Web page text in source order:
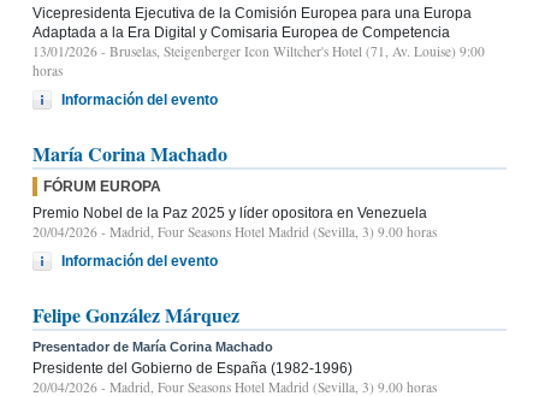
Vicepresidenta Ejecutiva de la Comisión Europea para una Europa
Adaptada a la Era Digital y Comisaria Europea de Competencia
13/01/2026 - Bruselas, Steigenberger Icon Wiltcher's Hotel (71, Av. Louise) 9:00
horas
Información del evento
María Corina Machado
FÓRUM EUROPA
Premio Nobel de la Paz 2025 y líder opositora en Venezuela
20/04/2026 - Madrid, Four Seasons Hotel Madrid (Sevilla, 3) 9.00 horas
Información del evento
Felipe González Márquez
Presentador de María Corina Machado
Presidente del Gobierno de España (1982-1996)
20/04/2026 - Madrid, Four Seasons Hotel Madrid (Sevilla, 3) 9.00 horas